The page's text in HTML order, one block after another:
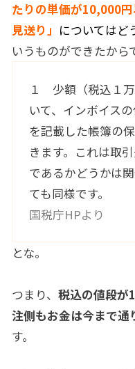
たりの単価が10,000
見送り」 についてはど
いうものができたから
１ 少額（税込１
いて、インボイス
を記載した帳簿の
きます。これは取
であるかどうかは
ても同様です。
国税庁HPより
とな。
つまり、 税込の値段が
注側もお金は今まで通
す。